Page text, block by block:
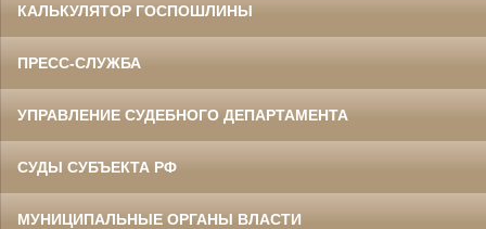
КАЛЬКУЛЯТОР ГОСПОШЛИНЫ
ПРЕСС-СЛУЖБА
УПРАВЛЕНИЕ СУДЕБНОГО ДЕПАРТАМЕНТА
СУДЫ СУБЪЕКТА РФ
МУНИЦИПАЛЬНЫЕ ОРГАНЫ ВЛАСТИ